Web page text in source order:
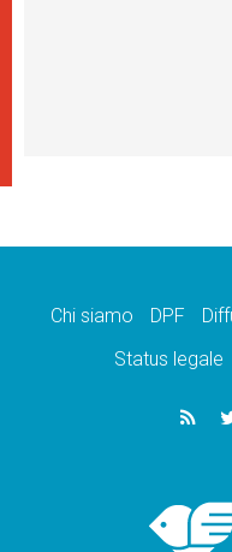
Chi siamo DPF
Status legale